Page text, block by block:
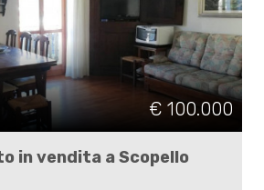
€ 100.000
in vendita a Scopello